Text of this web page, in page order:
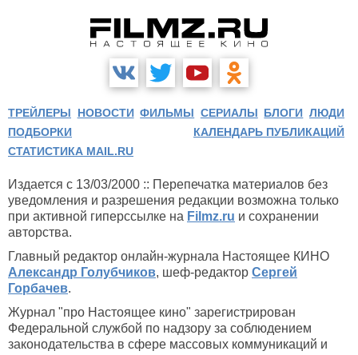
ТРЕЙЛЕРЫ НОВОСТИ ФИЛЬМЫ СЕРИАЛЫ БЛОГИ ЛЮДИ
ПОДБОРКИ
КАЛЕНДАРЬ ПУБЛИКАЦИЙ
СТАТИСТИКА MAIL.RU
Издается с 13/03/2000 :: Перепечатка материалов без
уведомления и разрешения редакции возможна только
при активной гиперссылке на Filmz.ru и сохранении
авторства.
Главный редактор онлайн-журнала Настоящее КИНО
Александр Голубчиков, шеф-редактор Сергей
Горбачев.
Журнал "про Настоящее кино" зарегистрирован
Федеральной службой по надзору за соблюдением
законодательства в сфере массовых коммуникаций и